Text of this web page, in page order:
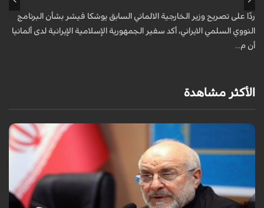
ردًا على تصريح وزير الخارجية الالماني السابق يوشكا فيشر بشأن البرنامج
النووي السلمي الايراني، أكد سفير الجمهورية الإسلامية الإيرانية لدى ألمانيا
أن م...
الأكثر مشاهدة